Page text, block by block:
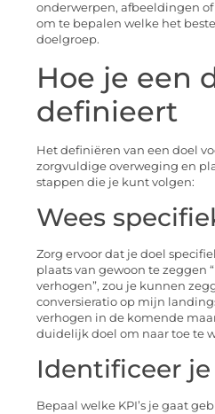
onderwerpen, afbeeldingen
om te bepalen welke het
doelgroep.
Hoe je een
definieert
Het definiëren van een doel
zorgvuldige overweging en
stappen die je kunt volgen:
Wees
Zorg ervoor dat je doel
plaats van gewoon te zeggen
verhogen”, zou je kunnen
conversieratio op mijn
verhogen in de komende
duidelijk doel om naar toe te
Identificeer je
Bepaal welke KPI’s je gaat